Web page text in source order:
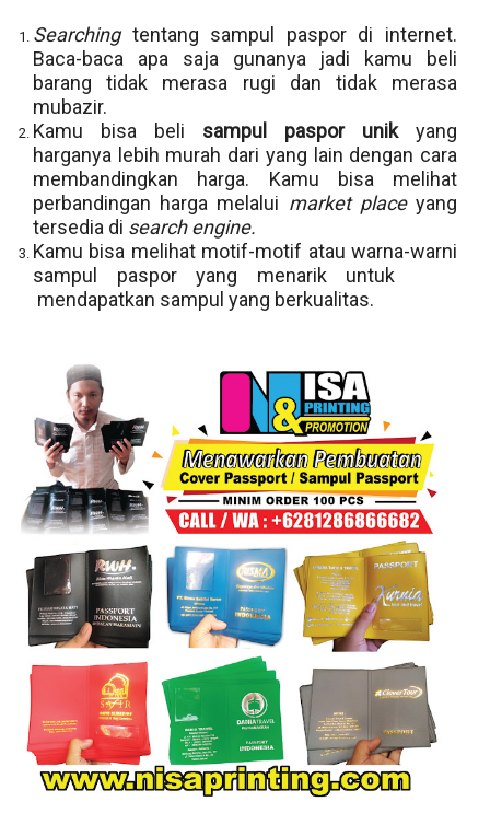
Searching tentang sampul paspor di internet.
Baca-baca apa saja gunanya jadi kamu beli
barang tidak merasa rugi dan tidak merasa
mubazir.
Kamu bisa beli sampul paspor unik yang
harganya lebih murah dari yang lain dengan cara
membandingkan harga. Kamu bisa melihat
perbandingan harga melalui market placeyang
tersedia di search engine.
Kamu bisa melihat motif-motif atau warna-warni
sampul paspor yang menarik untuk
mendapatkan sampul yang berkualitas.